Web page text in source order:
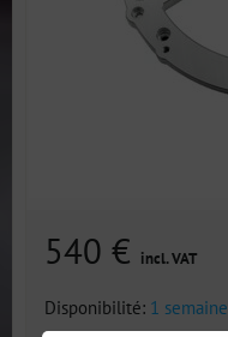
540 € incl. VAT
Disponibilité: 1 semaine